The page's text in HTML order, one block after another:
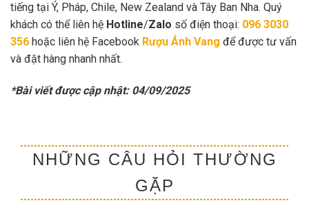
tiếng tại Ý, Pháp, Chile, New Zealand và Tây Ban Nha. Quý
khách có thể liên hệ Hotline/Zalo số điện thoại: 096 3030
356 hoặc liên hệ Facebook Rượu Ánh Vang để được tư vấn
và đặt hàng nhanh nhất.
*Bài viết được cập nhật: 04/09/2025
NHỮNG CÂU HỎI THƯỜNG
GẶP